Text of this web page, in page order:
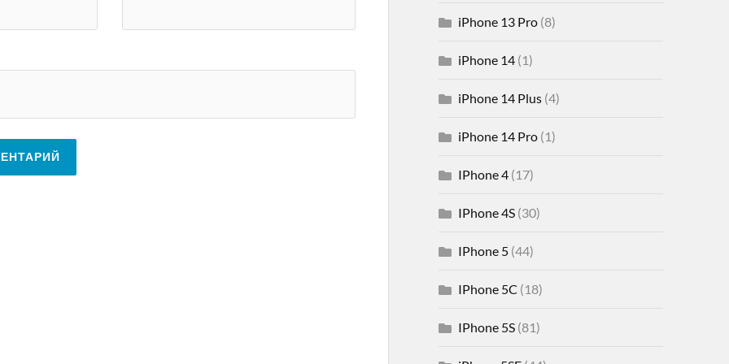
iPhone 13 Pro(8)
iPhone 14(1)
iPhone 14 Plus(4)
iPhone 14 Pro(1)
IPhone 4(17)
IPhone 4S(30)
IPhone 5(44)
IPhone 5C (18)
IPhone 5S(81)